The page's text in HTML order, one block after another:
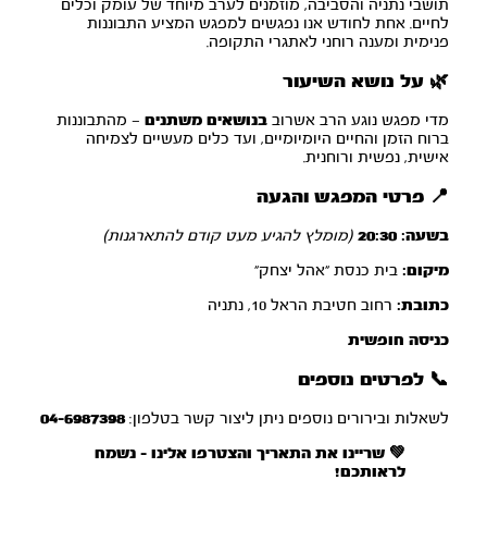
תושבי נתניה והסביבה, מוזמנים לערב מיוחד של עומק וכלים
לחיים. אחת לחודש אנו נפגשים למפגש המציע התבוננות
פנימית ומענה רוחני לאתגרי התקופה.
🌿 על נושא השיעור
מדי מפגש נוגע הרב אשרוב בנושאים משתנים — מהתבוננות
ברוח הזמן והחיים היומיומיים, ועד כלים מעשיים לצמיחה
אישית, נפשית ורוחנית.
📍 פרטי המפגש והגעה
בשעה: 20:30 (מומלץ להגיע מעט קודם להתארגנות)
מיקום: בית כנסת "אהל יצחק"
כתובת: רחוב חטיבת הראל 10, נתניה
כניסה חופשית
📞 לפרטים נוספים
לשאלות ובירורים נוספים ניתן ליצור קשר בטלפון:04-6987398
💚 שריינו את התאריך והצטרפו אלינו – נשמח
לראותכם!